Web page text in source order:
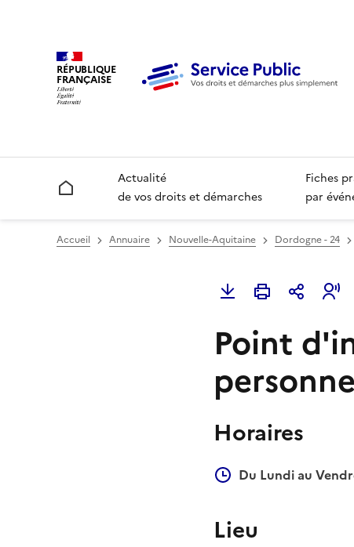
RÉPUBLIQUE
FRANÇAISE
Accueil
Actualité
de vos droits et démarches
Fiches
par
Accueil Annuaire Nouvelle-Aquitaine Dordogne - 24
Point
Horaires
Du Lundi au
Lieu